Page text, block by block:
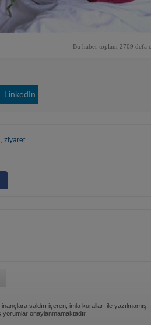
Bu haber toplam 2709 defa
LinkedIn
, ziyaret
saldırı içeren, imla kuralları ile yazılmamış,
onaylanmamaktadır.